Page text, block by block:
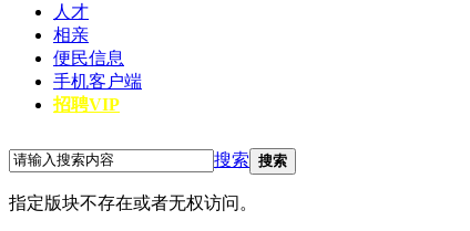
人才
相亲
便民信息
手机客户端
招聘VIP
搜索 搜索
指定版块不存在或者无权访问。